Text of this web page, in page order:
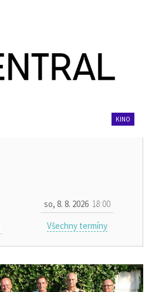
KINO
so, 8. 8. 2026 18:00
Všechny termíny